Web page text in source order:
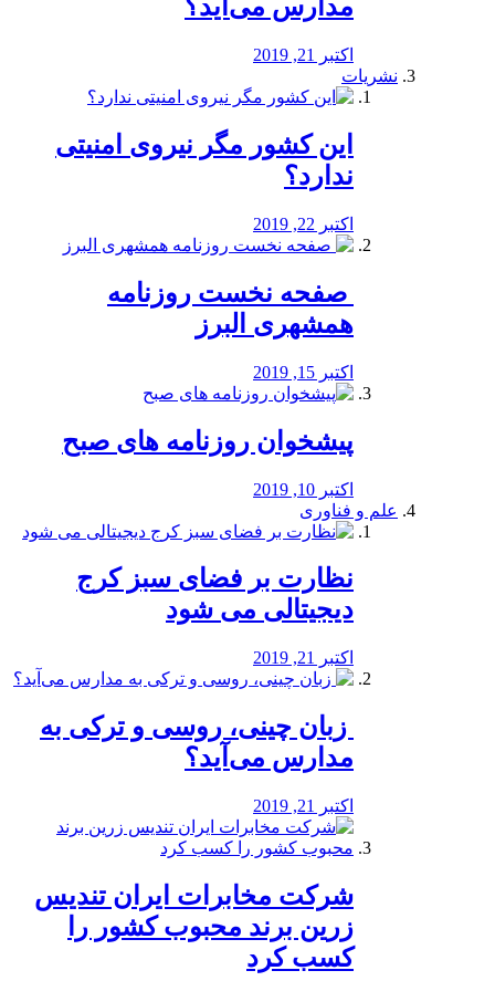
مدارس می‌آید؟
اکتبر 21, 2019
نشریات
این کشور مگر نیروی امنیتی
ندارد؟
اکتبر 22, 2019
️ صفحه نخست روزنامه‌
همشهری البرز
اکتبر 15, 2019
پیشخوان روزنامه های صبح
اکتبر 10, 2019
علم و فناوری
نظارت بر فضای سبز کرج
دیجیتالی می شود
اکتبر 21, 2019
️ زبان چینی، روسی و ترکی به
مدارس می‌آید؟
اکتبر 21, 2019
شرکت مخابرات ایران تندیس
زرین برند محبوب کشور را
کسب کرد